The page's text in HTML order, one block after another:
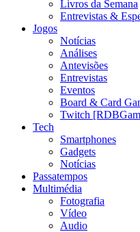
Livros da Semana
Entrevistas &
Jogos
Notícias
Análises
Antevisões
Entrevistas
Eventos
Board & Card
Twitch
Tech
Smartphones
Gadgets
Notícias
Passatempos
Multimédia
Fotografia
Vídeo
Audio